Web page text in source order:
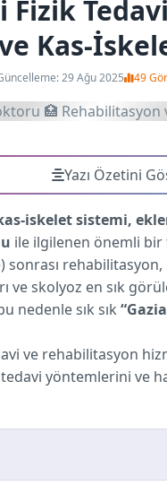
Fizik
Kas-
29 Ağu 2025 49
Yazı Özetini
iskelet sistemi,
ile ilgilenen önemli bir
sonrası
ve skolyoz en sık
nedenle sık sık
ve rehabilitasyon
yöntemlerini ve